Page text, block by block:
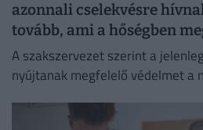
azonnali cselekvésre
tovább, ami a hőségben
A szakszervezet szerint a
nyújtanak megfelelő védelmet a
védelmében.